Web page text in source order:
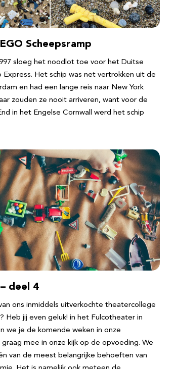
Scheepsramp
sloeg het noodlot toe voor het Duitse
Express. Het schip was net vertrokken uit de
en had een lange reis naar New York
zouden ze nooit arriveren, want voor de
in het Engelse Cornwall werd het schip
deel 4
ons inmiddels uitverkochte theatercollege
Heb jij even geluk! in het Fulcotheater in
we je de komende weken in onze
mee in onze kijk op de opvoeding. We
van de meest belangrijke behoeften van